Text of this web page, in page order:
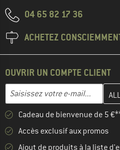
04 65 82 17 36
ACHETEZ
OUVRIR UN COMPTE CLIENT
Adresse e-mail
Entrez votre adresse e-mail ici
Cadeau de bienvenue de 5
Accès exclusif aux promos
Ajout de produits à la liste